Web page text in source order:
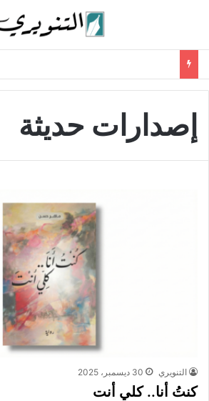
إصدارات حديثة
التنويري 30 ديسمبر، 2025
كنتُ أنا.. كلي أنت